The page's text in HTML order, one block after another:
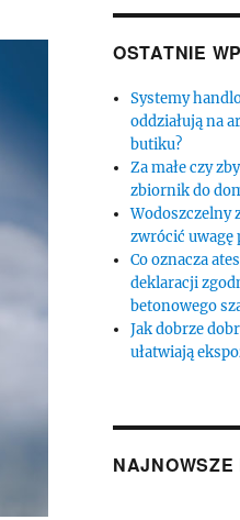
OSTATNIE
Systemy
oddziałują na
butiku?
Za małe czy
zbiornik do
Wodoszczelny
zwrócić uwagę
Co oznacza
deklaracji
betonowego
Jak dobrze
ułatwiają
NAJNOWSZE